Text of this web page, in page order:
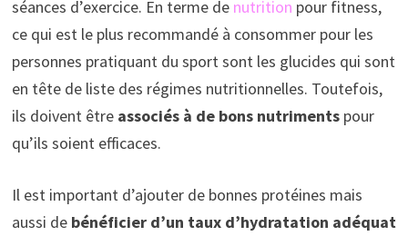
séances d’exercice. En terme de nutrition pour fitness,
ce qui est le plus recommandé à consommer pour les
personnes pratiquant du sport sont les glucides qui sont
en tête de liste des régimes nutritionnelles. Toutefois,
ils doivent être associés à de bons nutrimentspour
qu’ils soient efficaces.
Il est important d’ajouter de bonnes protéines mais
aussi de bénéficier d’un taux d’hydratation adéquat